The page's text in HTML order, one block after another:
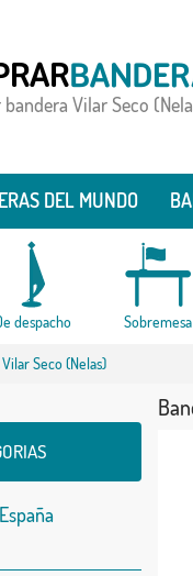
Vilar Seco
DEL MUNDO
despacho Sobremesa
Seco (Nelas)